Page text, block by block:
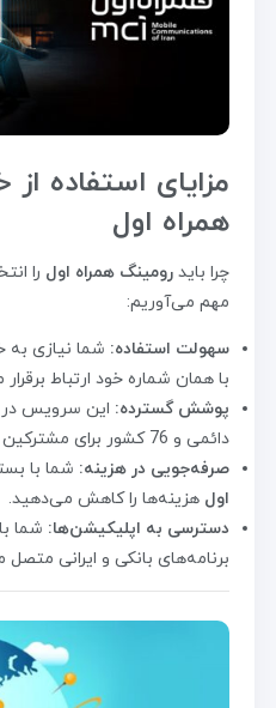
مزایای استفاده
همراه اول
چرا باید رومینگ همراه اول را
مهم می‌آوریم:
سهولت استفاده: شما نیازی به
با همان شماره خود ارتباط
پوشش گسترده:
دائمی و 76 کشور برای مشترکین اعتباری فعال است.
صرفه‌جویی در هزینه: شما با
اول هزینه‌ها را کاهش می‌دهید.
دسترسی به اپلیکیشن‌ها: شما
برنامه‌های بانکی و ایرانی متصل